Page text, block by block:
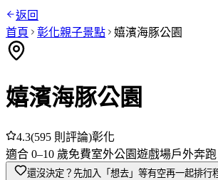
返回
首頁
彰化親子景點 嬉濱海豚公園
嬉濱海豚公園
4.3(595 則評論)彰化
適合 0–10 歲免費室外公園遊戲場戶外奔跑
還沒決定？先加入「想去」 等有空再一起排行